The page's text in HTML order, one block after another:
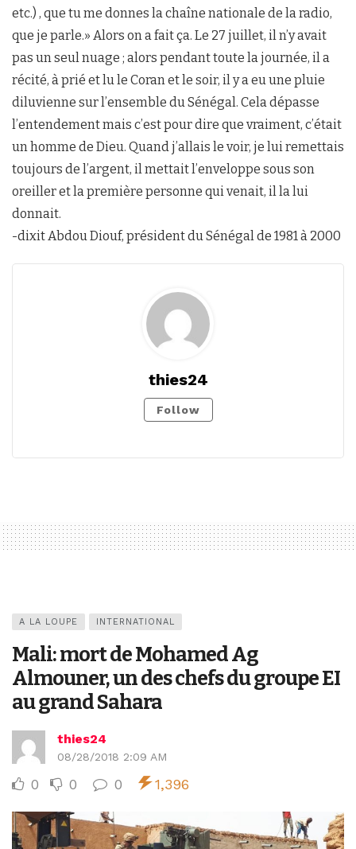
etc.) , que tu me donnes la chaîne nationale de la radio,
que je parle.» Alors on a fait ça. Le 27 juillet, il n’y avait
pas un seul nuage ; alors pendant toute la journée, il a
récité, à prié et lu le Coran et le soir, il y a eu une pluie
diluvienne sur l’ensemble du Sénégal. Cela dépasse
l’entendement mais c’est pour dire que vraiment, c’était
un homme de Dieu. Quand j’allais le voir, je lui remettais
toujours de l’argent, il mettait l’enveloppe sous son
oreiller et la première personne qui venait, il la lui
donnait.
-dixit Abdou Diouf, président du Sénégal de 1981 à 2000
thies24
Follow
A LA LOUPE INTERNATIONAL
Mali: mort de Mohamed Ag
Almouner, un des chefs du groupe EI
au grand Sahara
thies24
08/28/2018 2:09 AM
0 0 0 1,396